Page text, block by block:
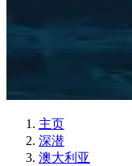
主页
深潜
澳大利亚